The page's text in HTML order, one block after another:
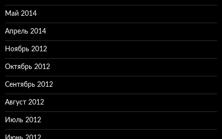
Май 2014
Апрель 2014
Ноябрь 2012
Октябрь 2012
Сентябрь 2012
Август 2012
Июль 2012